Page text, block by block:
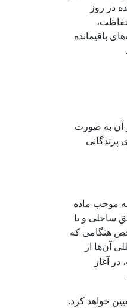
شد. این معاهده در روز
حفاظت،
باقیمانده
آن به صورت
پرندگانی
موجب ماده
ساحلی و یا
هنگامی که
آن‌ها از
آغاز
فهرست درج شود، تعیین خواهد کرد.